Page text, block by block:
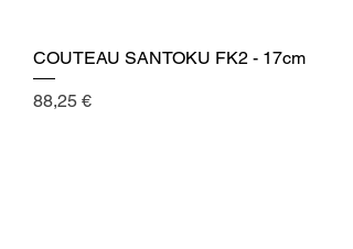
COUTEAU SANTOKU FK2 - 17cm
Cena
88,25 €